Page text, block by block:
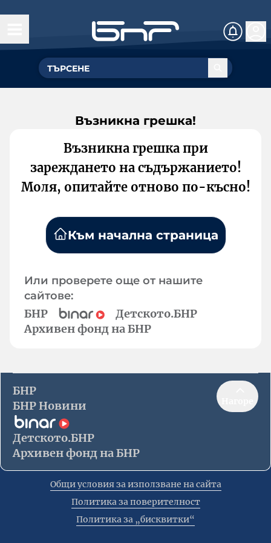
Възникна грешка!
Възникна грешка при
зареждането на съдържанието!
Моля, опитайте отново по-късно!
Към начална страница
Или проверете още от нашите
сайтове:
БНР
Детското.БНР
Архивен фонд на БНР
БНР
БНР Новини
Детското.БНР
Архивен фонд на БНР
Общи условия за използване на сайта
Политика за поверителност
Политика за „бисквитки“